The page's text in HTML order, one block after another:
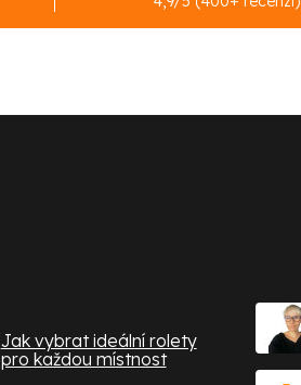
Jak vybrat ideální rolety
pro každou místnost